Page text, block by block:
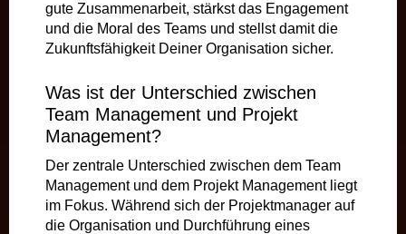
gute Zusammenarbeit, stärkst das Engagement
und die Moral des Teams und stellst damit die
Zukunftsfähigkeit Deiner Organisation sicher.
Was ist der Unterschied zwischen
Team Management und Projekt
Management?
Der zentrale Unterschied zwischen dem Team
Management und dem Projekt Management liegt
im Fokus. Während sich der Projektmanager auf
die Organisation und Durchführung eines